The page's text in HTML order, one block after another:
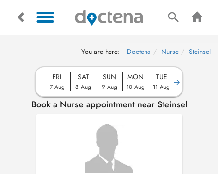
You are here: Doctena Nurse Steinsel
FRI
7 Aug
SAT
8 Aug
SUN
9 Aug
MON
10 Aug
TUE
11 Aug
Book a Nurse appointment near Steinsel